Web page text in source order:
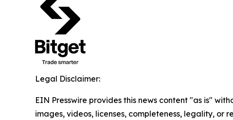
Legal Disclaimer:
EIN Presswire provides this news content "as is"
images, videos, licenses, completeness, legality,